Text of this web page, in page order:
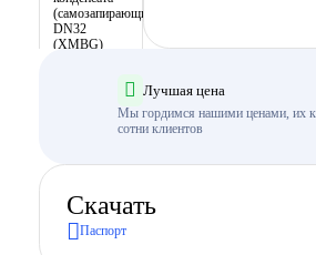
Лучшая цена
Мы гордимся нашими ценами, их
сотни клиентов
Скачать
Паспорт